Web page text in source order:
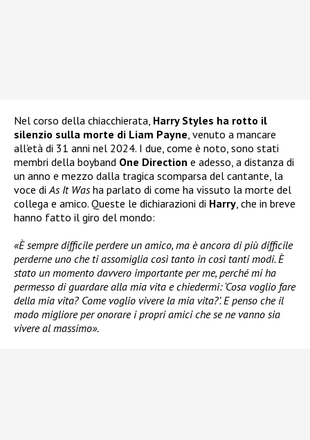
Nel corso della chiacchierata, Harry Styles ha rotto il
silenzio sulla morte di Liam Payne, venuto a mancare
all’età di 31 anni nel 2024. I due, come è noto, sono stati
membri della boyband One Direction e adesso, a distanza di
un anno e mezzo dalla tragica scomparsa del cantante, la
voce diAs It Washa parlato di come ha vissuto la morte del
collega e amico. Queste le dichiarazioni di Harry, che in breve
hanno fatto il giro del mondo:
«È sempre difficile perdere un amico, ma è ancora di più difficile
perderne uno che ti assomiglia così tanto in così tanti modi. È
stato un momento davvero importante per me, perché mi ha
permesso di guardare alla mia vita e chiedermi: ‘Cosa voglio fare
della mia vita? Come voglio vivere la mia vita?’. E penso che il
modo migliore per onorare i propri amici che se ne vanno sia
vivere al massimo».